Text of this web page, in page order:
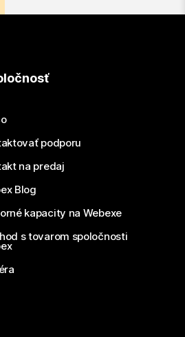
podporu
na predaj
Blog
kapacity na Webexe
s tovarom spoločnosti